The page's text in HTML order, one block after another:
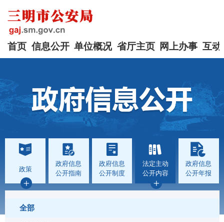
首页 信息公开 单位概况 省厅主页 网上办事 互动
政策
政府信息
公开指南
政府信息
公开制度
法定主动
公开内容
全部
政府信息
公开年报